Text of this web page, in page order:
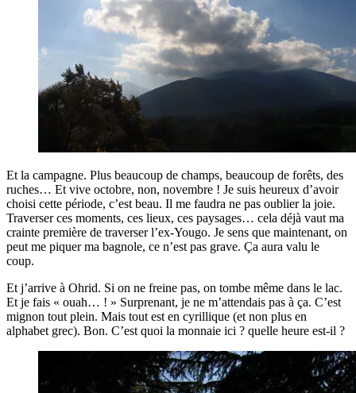
Et la campagne. Plus beaucoup de champs, beaucoup de forêts, des
ruches… Et vive octobre, non, novembre ! Je suis heureux d’avoir
choisi cette période, c’est beau. Il me faudra ne pas oublier la joie.
Traverser ces moments, ces lieux, ces paysages… cela déjà vaut ma
crainte première de traverser l’ex-Yougo. Je sens que maintenant, on
peut me piquer ma bagnole, ce n’est pas grave. Ça aura valu le
coup.
Et j’arrive à Ohrid. Si on ne freine pas, on tombe même dans le lac.
Et je fais « ouah… ! » Surprenant, je ne m’attendais pas à ça. C’est
mignon tout plein. Mais tout est en cyrillique (et non plus en
alphabet grec). Bon. C’est quoi la monnaie ici ? quelle heure est-il ?